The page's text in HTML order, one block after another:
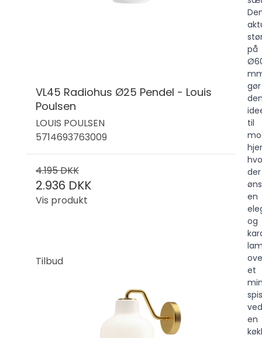
VL45 Radiohus Ø25 Pendel - Louis
Poulsen
LOUIS POULSEN
5714693763009
4.195 DKK
2.936 DKK
Vis produkt
Tilbud
på
gør
til
der
en
og
et
ved
en